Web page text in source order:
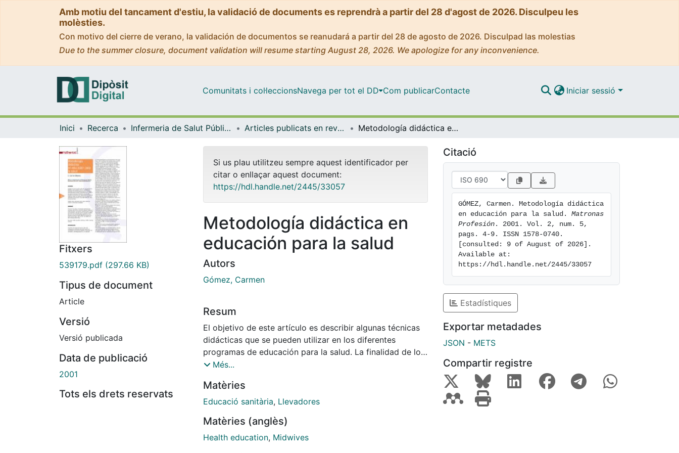
Amb motiu del tancament d'estiu, la validació de documents es reprendrà a partir del 28 d'agost de 2026. Disculpeu les
molèsties.
Con motivo del cierre de verano, la validación de documentos se reanudará a partir del 28 de agosto de 2026. Disculpad las molestias
Due to the summer closure, document validation will resume starting August 28, 2026. We apologize for any inconvenience.
Comunitats i col·leccionsNavega per tot el DD Com publicarContacte Iniciar sessió
Inici Recerca Infermeria de Salut Pública, Salut Mental i Maternoinfantil Articles publicats en revistes (Infermeria de Salut Pública, Salut mental i Maternoinfantil) Metodología didáctica en educación para la salud
Fitxers
539179.pdf (297.66 KB)
Tipus de document
Article
Versió
Versió publicada
Data de publicació
2001
Tots els drets reservats
Si us plau utilitzeu sempre aquest identificador per
citar o enllaçar aquest document:
https://hdl.handle.net/2445/33057
Metodología didáctica en
educación para la salud
Autors
Gómez, Carmen
Resum
El objetivo de este artículo es describir algunas técnicas
didácticas que se pueden utilizar en los diferentes
programas de educación para la salud. La finalidad de los
profesionales es ofrecer información veraz, motivar a las
promocionar sus capacidades de decisión en materia de
salud. Las matronas hemos de trabajar las habilidades
ofrece.
Més...
Matèries
Educació sanitària, Llevadores
Matèries (anglès)
Health education, Midwives
Citació
GÓMEZ, Carmen. Metodología didáctica
en educación para la salud. Matronas
Profesión . 2001. Vol. 2, num. 5,
pags. 4-9. ISSN 1578-0740.
[consulted: 9 of August of 2026].
Available at:
https://hdl.handle.net/2445/33057
Estadístiques
Exportar metadades
JSON - METS
Compartir registre